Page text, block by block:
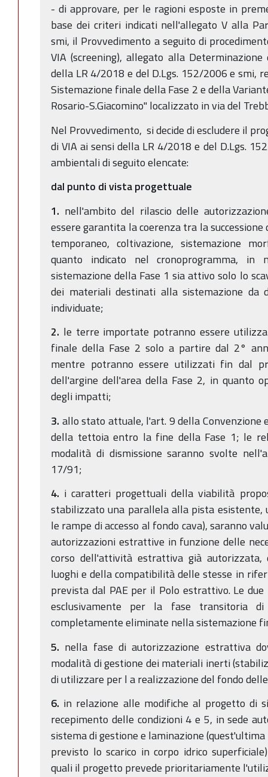
- di approvare, per le ragioni esposte in
base dei criteri indicati nell'allegato V alla
smi, il Provvedimento a seguito di
VIA (screening), allegato alla
della LR 4/2018 e del D.Lgs. 152/2006 e smi,
Sistemazione finale della Fase 2 e della
Rosario-S.Giacomino" localizzato in via del
Nel Provvedimento, si decide di escludere il
di VIA ai sensi della LR 4/2018 e del D.Lgs.
ambientali di seguito elencate:
dal punto di vista progettuale
1. nell'ambito del rilascio delle
essere garantita la coerenza tra la
temporaneo, coltivazione, sistemazione
quanto indicato nel cronoprogramma, in
sistemazione della Fase 1 sia attivo solo lo
dei materiali destinati alla sistemazione da
individuate;
2. le terre importate potranno essere
finale della Fase 2 solo a partire dal 2°
mentre potranno essere utilizzati fin dal
dell'argine dell'area della Fase 2, in quanto
degli impatti;
3. allo stato attuale, l'art. 9 della Convenzione
della tettoia entro la fine della Fase 1; le
modalità di dismissione saranno svolte
17/91;
4. i caratteri progettuali della viabilità
stabilizzato una parallela alla pista esistente,
le rampe di accesso al fondo cava), saranno
autorizzazioni estrattive in funzione delle
corso dell'attività estrattiva già
luoghi e della compatibilità delle stesse in
prevista dal PAE per il Polo estrattivo. Le
esclusivamente per la fase transitoria
completamente eliminate nella sistemazione
5. nella fase di autorizzazione estrattiva
modalità di gestione dei materiali inerti
di utilizzare per l a realizzazione del fondo
6. in relazione alle modifiche al progetto di
recepimento delle condizioni 4 e 5, in sede
sistema di gestione e laminazione (quest'ultima
previsto lo scarico in corpo idrico
quali il progetto prevede prioritariamente